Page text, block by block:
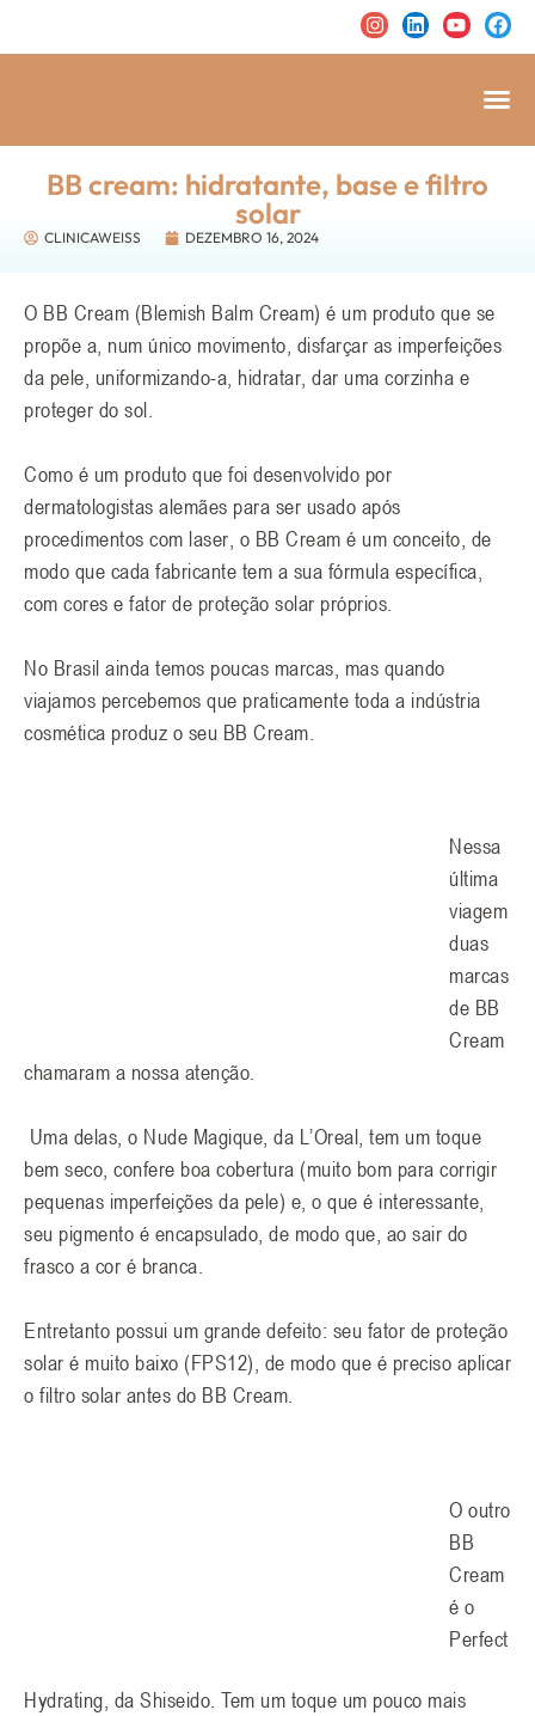
BB cream: hidratante, base e filtro
solar
CLINICAWEISS DEZEMBRO 16, 2024
O BB Cream (Blemish Balm Cream) é um produto que se
propõe a, num único movimento, disfarçar as imperfeições
da pele, uniformizando-a, hidratar, dar uma corzinha e
proteger do sol.
Como é um produto que foi desenvolvido por
dermatologistas alemães para ser usado após
procedimentos com laser, o BB Cream é um conceito, de
modo que cada fabricante tem a sua fórmula específica,
com cores e fator de proteção solar próprios.
No Brasil ainda temos poucas marcas, mas quando
viajamos percebemos que praticamente toda a indústria
cosmética produz o seu BB Cream.
Nessa
última
viagem
duas
marcas
de BB
Cream
chamaram a nossa atenção.
Uma delas, o Nude Magique, da L’Oreal, tem um toque
bem seco, confere boa cobertura (muito bom para corrigir
pequenas imperfeições da pele) e, o que é interessante,
seu pigmento é encapsulado, de modo que, ao sair do
frasco a cor é branca.
Entretanto possui um grande defeito: seu fator de proteção
solar é muito baixo (FPS12), de modo que é preciso aplicar
o filtro solar antes do BB Cream.
O outro
BB
Cream
é o
Perfect
Hydrating, da Shiseido. Tem um toque um pouco mais